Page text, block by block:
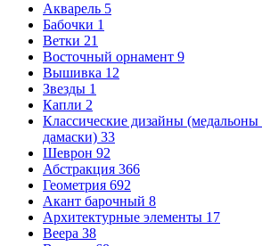
Акварель 5
Бабочки 1
Ветки 21
Восточный орнамент 9
Вышивка 12
Звезды 1
Капли 2
Классические дизайны
дамаски) 33
Шеврон 92
Абстракция 366
Геометрия 692
Акант барочный 8
Архитектурные элементы 17
Веера 38